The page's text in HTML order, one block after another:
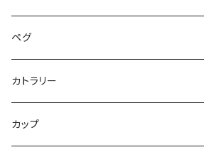
ペグ
標準タイプ
超軽量タイプ
カトラリー
カップ